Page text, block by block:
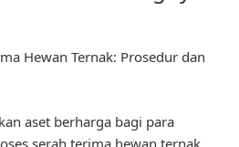
Hewan Ternak: Prosedur dan
aset berharga bagi para
serah terima hewan ternak